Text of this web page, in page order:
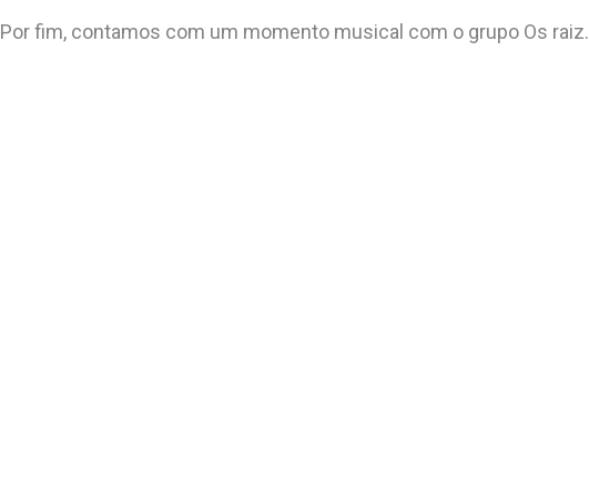
Por fim, contamos com um momento musical com o grupo Os raiz.